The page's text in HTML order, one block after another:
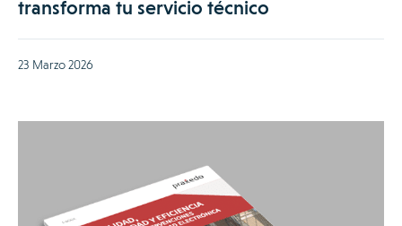
transforma tu servicio técnico
23 Marzo 2026